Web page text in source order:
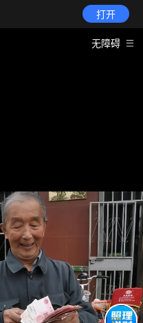
打开
无障碍